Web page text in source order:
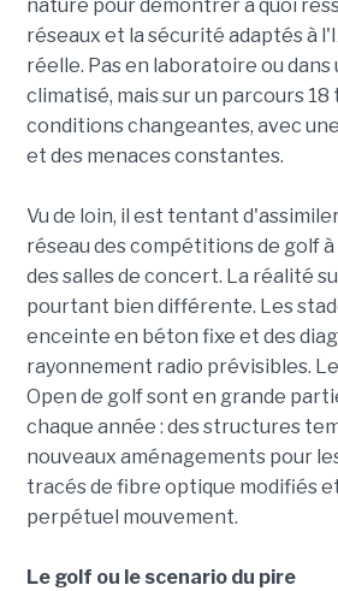
nature pour démontrer à quoi
réseaux et la sécurité adaptés à
réelle. Pas en laboratoire ou
climatisé, mais sur un parcours 18
conditions changeantes, avec
et des menaces constantes.
Vu de loin, il est tentant
réseau des compétitions de golf
des salles de concert. La réalité
pourtant bien différente. Les
enceinte en béton fixe et des
rayonnement radio prévisibles.
Open de golf sont en grande
chaque année : des structures
nouveaux aménagements pour
tracés de fibre optique modifiés
perpétuel mouvement.
Le golf ou le scenario du pire